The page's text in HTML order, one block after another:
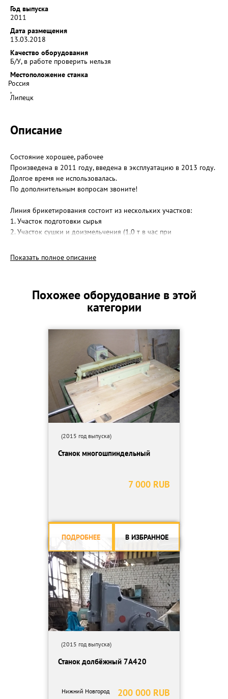
Год выпуска
2011
Дата размещения
13.03.2018
Качество оборудования
Б/У, в работе проверить нельзя
Местоположение станка
Россия
,
Липецк
Описание
Состояние хорошее, рабочее
Произведена в 2011 году, введена в эксплуатацию в 2013 году.
Долгое время не использовалась.
По дополнительным вопросам звоните!
Линия брикетирования состоит из нескольких участков:
1. Участок подготовки сырья
2. Участок сушки и доизмельчения (1,0 т в час при
3. Участок брикетирования
4. Участок складирования.
1. Автоматический регулятор производительности
2. Автоматический старт/стоп по датчикам уровня сырья
4. Бункер для подачи сухого сырья в пресс ВР5000 CFN
5. Датчики уровня сырья в бункере
7. Линия транспортировки и охлаждения, за 1 м
8. Модуль охлаждения масла
9. Модуль подогрева масла и блока управления
10. Набор кабелей
11. Оборудование склада «подвижное дно», 2 т/час
12. Пресс ВР-5000-D78mm – до 1200 кг/час
13. Сепаратор дисковый
15. Система охлаждения фильеры
17. Транспортер подачи сухого материала в бункер пресса
Показать полное описание
Похожее оборудование в этой
категории
(2015 год выпуска)
Станок многошпиндельный
7 000 RUB
ПОДРОБНЕЕ В ИЗБРАННОЕ
(2015 год выпуска)
Станок долбёжный 7А420
200 000 RUB
Нижний Новгород